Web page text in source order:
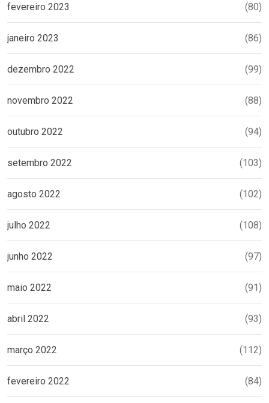
fevereiro 2023 (80)
janeiro 2023 (86)
dezembro 2022 (99)
novembro 2022 (88)
outubro 2022 (94)
setembro 2022 (103)
agosto 2022 (102)
julho 2022 (108)
junho 2022 (97)
maio 2022 (91)
abril 2022 (93)
março 2022 (112)
fevereiro 2022 (84)